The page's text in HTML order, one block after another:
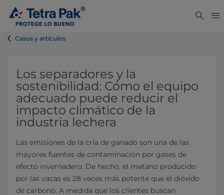
Casos y artículos
Los separadores y la
sostenibilidad: Cómo el equipo
adecuado puede reducir el
impacto climático de la
industria lechera
Las emisiones de la cría de ganado son una de las
mayores fuentes de contaminación por gases de
efecto invernadero. De hecho, el metano producido
por las vacas es 28 veces más potente que el dióxido
de carbono. A medida que los clientes buscan